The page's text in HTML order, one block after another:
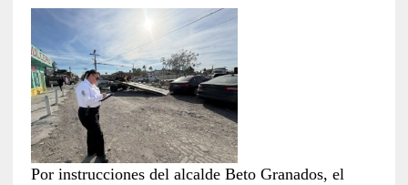
Por instrucciones del alcalde Beto Granados, el